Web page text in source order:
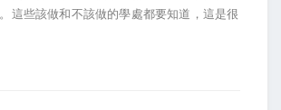
這些該做和不該做的學處都要知道，這是很